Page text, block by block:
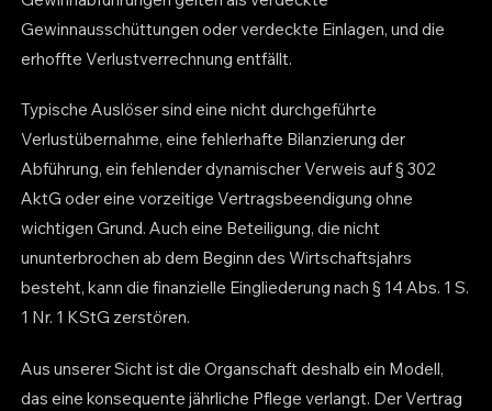
Gewinnausschüttungen oder verdeckte Einlagen, und die
erhoffte Verlustverrechnung entfällt.
Typische Auslöser sind eine nicht durchgeführte
Verlustübernahme, eine fehlerhafte Bilanzierung der
Abführung, ein fehlender dynamischer Verweis auf § 302
AktG oder eine vorzeitige Vertragsbeendigung ohne
wichtigen Grund. Auch eine Beteiligung, die nicht
ununterbrochen ab dem Beginn des Wirtschaftsjahrs
besteht, kann die finanzielle Eingliederung nach § 14 Abs. 1 S.
1 Nr. 1 KStG zerstören.
Aus unserer Sicht ist die Organschaft deshalb ein Modell,
das eine konsequente jährliche Pflege verlangt. Der Vertrag